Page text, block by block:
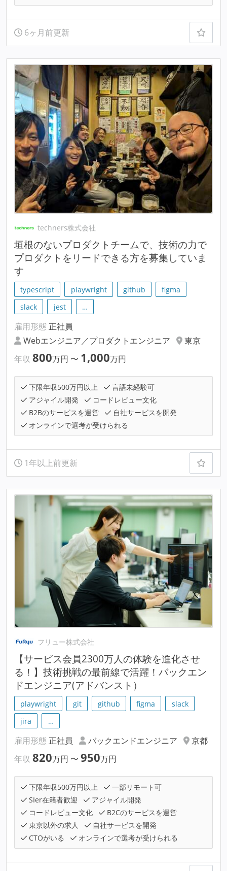
6ヶ月前更新
techners株式会社
垣根のないプロダクトチームで、技術の力で
プロダクトをリードできる方を募集していま
す
typescript playwright github
figma
slack
jest …
雇用形態 正社員
Webエンジニア／プロダクトエンジニア
東京
年収 800万円 〜 1,000万円
下限年収500万円以上
言語未経験可
アジャイル開発
コードレビュー文化
B2Bのサービスを運営
自社サービスを開発
オンラインで選考が受けられる
1年以上前更新
フリュー株式会社
【サービス会員2300万人の体験を進化させ
る！】技術挑戦の最前線で活躍！バックエン
ドエンジニア(アドバンスト）
playwright git github figma
slack
jira
…
雇用形態 正社員 バックエンドエンジニア
京都
年収 820万円 〜 950万円
下限年収500万円以上
一部リモート可
SIer在籍者歓迎
アジャイル開発
コードレビュー文化
B2Cのサービスを運営
東京以外の求人
自社サービスを開発
CTOがいる
オンラインで選考が受けられる